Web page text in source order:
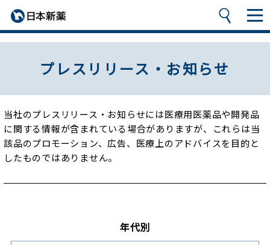
プレスリリース・お知らせ
当社のプレスリリース・お知らせには医療用医薬品や開発品
に関する情報が含まれている場合がありますが、
これらは当
該品のプロモーション、広告、医療上のアドバイスを目的と
したものではありません。
年代別